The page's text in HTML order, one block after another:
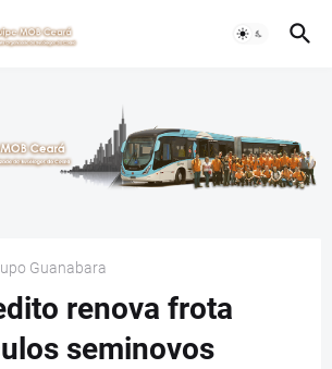
Guanabara
renova frota
seminovos